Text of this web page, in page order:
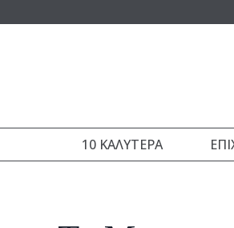
10 ΚΑΛΎΤΕΡΑ